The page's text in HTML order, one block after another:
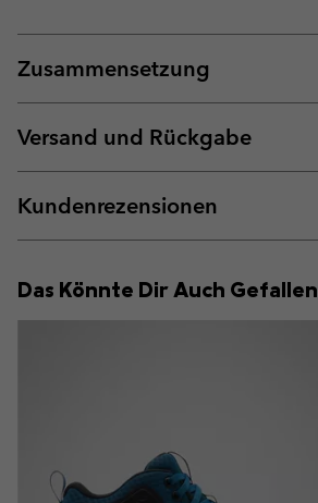
Zusammensetzung
Versand und Rückgabe
Kundenrezensionen
Das Könnte Dir Auch Gefallen